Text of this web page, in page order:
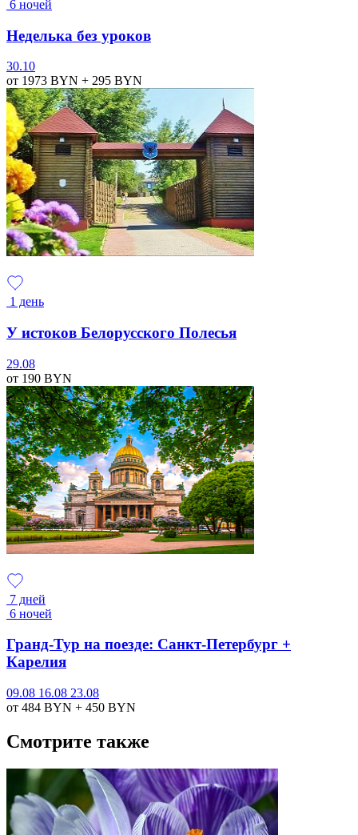
6 ночей
Неделька без уроков
30.10
от 1973 BYN + 295 BYN
1 день
У истоков Белорусского Полесья
29.08
от 190 BYN
7 дней
6 ночей
Гранд-Тур на поезде: Санкт-Петербург +
Карелия
09.08 16.08 23.08
от 484 BYN + 450 BYN
Смотрите также